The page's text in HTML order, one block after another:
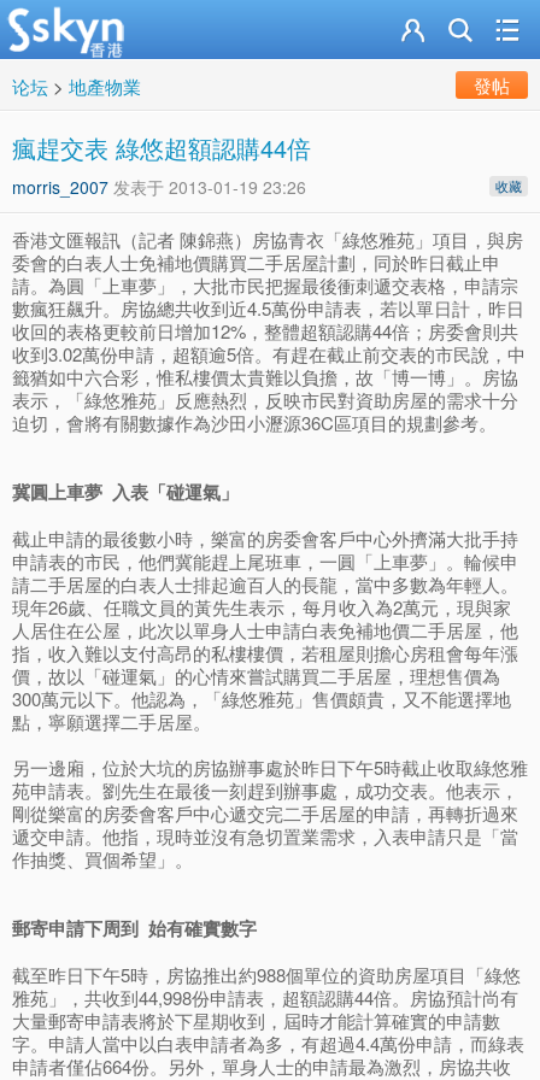
论坛 > 地產物業 發帖
瘋趕交表 綠悠超額認購44倍
收藏
morris_2007 发表于 2013-01-19 23:26
香港文匯報訊（記者 陳錦燕）房協青衣「綠悠雅苑」項目，與房
委會的白表人士免補地價購買二手居屋計劃，同於昨日截止申
請。為圓「上車夢」，大批市民把握最後衝刺遞交表格，申請宗
數瘋狂飆升。房協總共收到近4.5萬份申請表，若以單日計，昨日
收回的表格更較前日增加12%，整體超額認購44倍；房委會則共
收到3.02萬份申請，超額逾5倍。有趕在截止前交表的市民說，中
籤猶如中六合彩，惟私樓價太貴難以負擔，故「博一博」。房協
表示，「綠悠雅苑」反應熱烈，反映市民對資助房屋的需求十分
迫切，會將有關數據作為沙田小瀝源36C區項目的規劃參考。
冀圓上車夢 入表「碰運氣」
截止申請的最後數小時，樂富的房委會客戶中心外擠滿大批手持
申請表的市民，他們冀能趕上尾班車，一圓「上車夢」。輪候申
請二手居屋的白表人士排起逾百人的長龍，當中多數為年輕人。
現年26歲、任職文員的黃先生表示，每月收入為2萬元，現與家
人居住在公屋，此次以單身人士申請白表免補地價二手居屋，他
指，收入難以支付高昂的私樓樓價，若租屋則擔心房租會每年漲
價，故以「碰運氣」的心情來嘗試購買二手居屋，理想售價為
300萬元以下。他認為，「綠悠雅苑」售價頗貴，又不能選擇地
點，寧願選擇二手居屋。
另一邊廂，位於大坑的房協辦事處於昨日下午5時截止收取綠悠雅
苑申請表。劉先生在最後一刻趕到辦事處，成功交表。他表示，
剛從樂富的房委會客戶中心遞交完二手居屋的申請，再轉折過來
遞交申請。他指，現時並沒有急切置業需求，入表申請只是「當
作抽獎、買個希望」。
郵寄申請下周到 始有確實數字
截至昨日下午5時，房協推出約988個單位的資助房屋項目「綠悠
雅苑」，共收到44,998份申請表，超額認購44倍。房協預計尚有
大量郵寄申請表將於下星期收到，屆時才能計算確實的申請數
字。申請人當中以白表申請者為多，有超過4.4萬份申請，而綠表
申請者僅佔664份。另外，單身人士的申請最為激烈，房協共收